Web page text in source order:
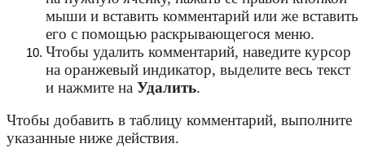
мыши и вставить комментарий или же вставить
его с помощью раскрывающегося меню.
Чтобы удалить комментарий, наведите курсор
на оранжевый индикатор, выделите весь текст
и нажмите на Удалить.
Чтобы добавить в таблицу комментарий, выполните
указанные ниже действия.